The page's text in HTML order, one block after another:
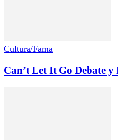
Cultura/Fama
Can’t Let It Go Debate y